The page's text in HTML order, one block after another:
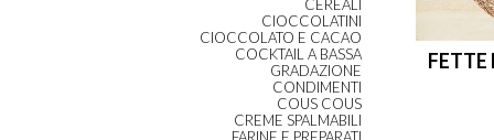
CEREALI
CIOCCOLATINI
CIOCCOLATO E CACAO
COCKTAIL A BASSA
GRADAZIONE
CONDIMENTI
COUS COUS
CREME SPALMABILI
FETTE